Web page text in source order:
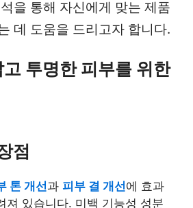
을 통해 자신에게 맞는 제품
데 도움을 드리고자 합니다.
투명한 피부를 위한
점
톤 개선과 피부 결 개선에 효과
져 있습니다. 미백 기능성 성분